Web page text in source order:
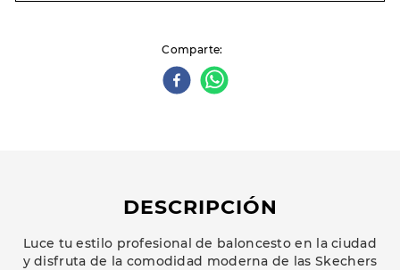
Comparte
DESCRIPCIÓN
Luce tu estilo profesional de baloncesto en la ciudad
y disfruta de la comodidad moderna de las Skechers